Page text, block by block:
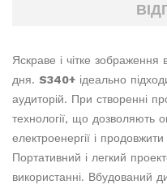
Яскраве і чітке зображення
дня. S340+ ідеально
аудиторій. При створенні
технології, що дозволяють
електроенергії і
Портативний і легкий
використанні. Вбудований